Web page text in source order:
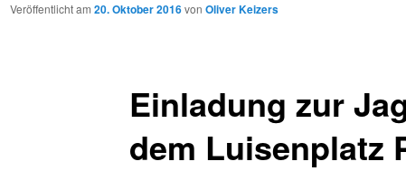
Einladung zur
dem Luisenplatz
Veröffentlicht am 20. Oktober 2016von Oliver Keizers